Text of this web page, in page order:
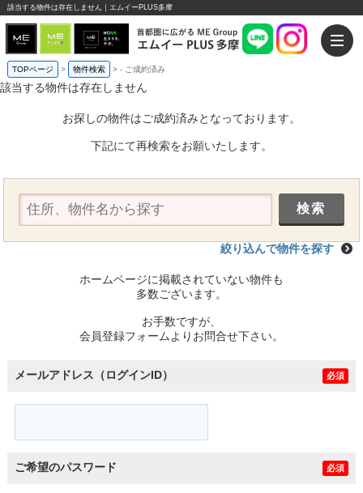
該当する物件は存在しません｜エムイーPLUS多摩
TOPページ > 物件検索 >- ご成約済み
該当する物件は存在しません
お探しの物件はご成約済みとなっております。
下記にて再検索をお願いたします。
絞り込んで物件を探す
ホームページに掲載されていない物件も
多数ございます。
お手数ですが、
会員登録フォームよりお問合せ下さい。
メールアドレス（ログインID） 必須
ご希望のパスワード 必須